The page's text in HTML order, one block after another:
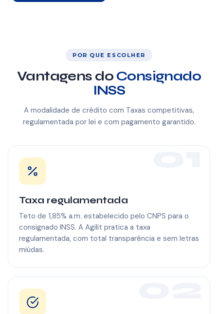
POR QUE ESCOLHER
Vantagens do Consignado
INSS
A modalidade de crédito com Taxas competitivas,
regulamentada por lei e com pagamento garantido.
01
Taxa regulamentada
Teto de 1,85% a.m. estabelecido pelo CNPS para o
consignado INSS. A Agilit pratica a taxa
regulamentada, com total transparência e sem letras
miúdas.
02